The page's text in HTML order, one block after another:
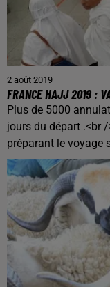
2 août 2019
FRANCE HAJJ 2019 :
Plus de 5000
jours du départ .<br
préparant le voyage